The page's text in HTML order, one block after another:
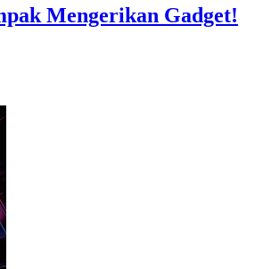
Mengerikan Gadget!